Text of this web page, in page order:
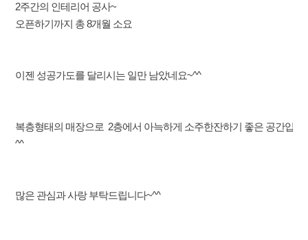
2주간의 인테리어 공사~
오픈하기까지 총 8개월 소요
이젠 성공가도를 달리시는 일만 남았네요~^^
복층형태의 매장으로 2층에서 아늑하게 소주한잔하기 좋은 공간입니
^^
많은 관심과 사랑 부탁드립니다~^^